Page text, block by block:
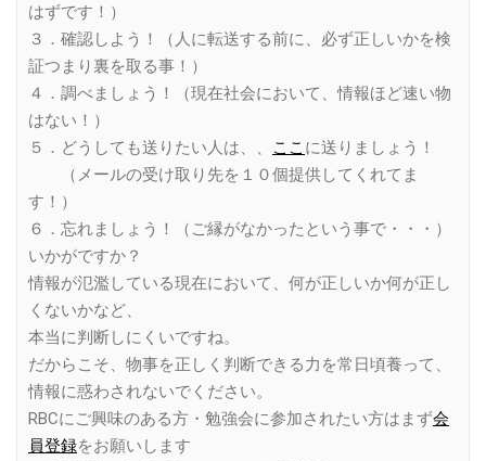
はずです！）
３．確認しよう！（人に転送する前に、必ず正しいかを検
証つまり裏を取る事！）
４．調べましょう！（現在社会において、情報ほど速い物
はない！）
５．どうしても送りたい人は、、
ここ に送りましょう！
（メールの受け取り先を１０個提供してくれてま
す！）
６．忘れましょう！（ご縁がなかったという事で・・・）
いかがですか？
情報が氾濫している現在において、何が正しいか何が正し
くないかなど、
本当に判断しにくいですね。
だからこそ、物事を正しく判断できる力を常日頃養って、
情報に惑わされないでください。
RBCにご興味のある方・勉強会に参加されたい方はまず会
員登録をお願いします